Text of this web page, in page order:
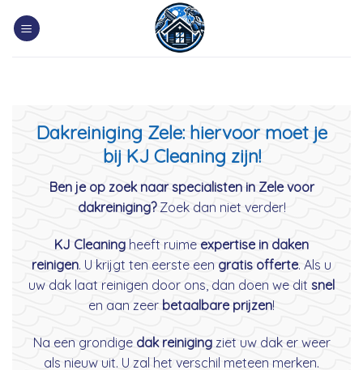
Dakreiniging Zele: hiervoor moet je
bij KJ Cleaning zijn!
Ben je op zoek naar specialisten in Zele voor
dakreiniging?Zoek dan niet verder!
KJ Cleaning heeft ruime expertise in daken
reinigen. U krijgt ten eerste een gratis offerte. Als u
uw dak laat reinigen door ons, dan doen we dit snel
en aan zeer betaalbare prijzen!
Na een grondige dak reinigingziet uw dak er weer
als nieuw uit. U zal het verschil meteen merken.